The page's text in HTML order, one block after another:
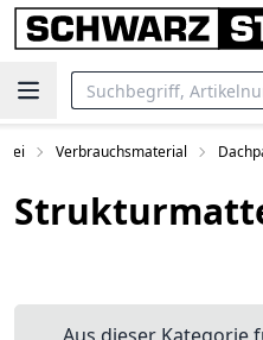
Verbrauchsmaterial